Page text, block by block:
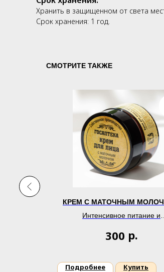
Хранить в защищенном от света
Срок хранения: 1 год.
СМОТРИТЕ ТАКЖЕ
КРЕМ С МАТОЧНЫМ
Интенсивное питание и
300 р.
Подробнее Купить